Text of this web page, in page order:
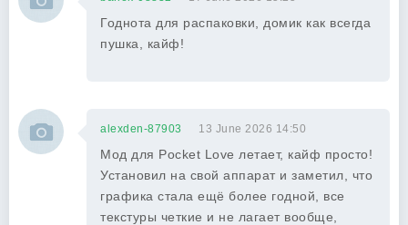
Годнота для распаковки, домик как всегда
пушка, кайф!
alexden-87903 13 June 2026 14:50
Мод для Pocket Love летает, кайф просто!
Установил на свой аппарат и заметил, что
графика стала ещё более годной, все
текстуры четкие и не лагает вообще,